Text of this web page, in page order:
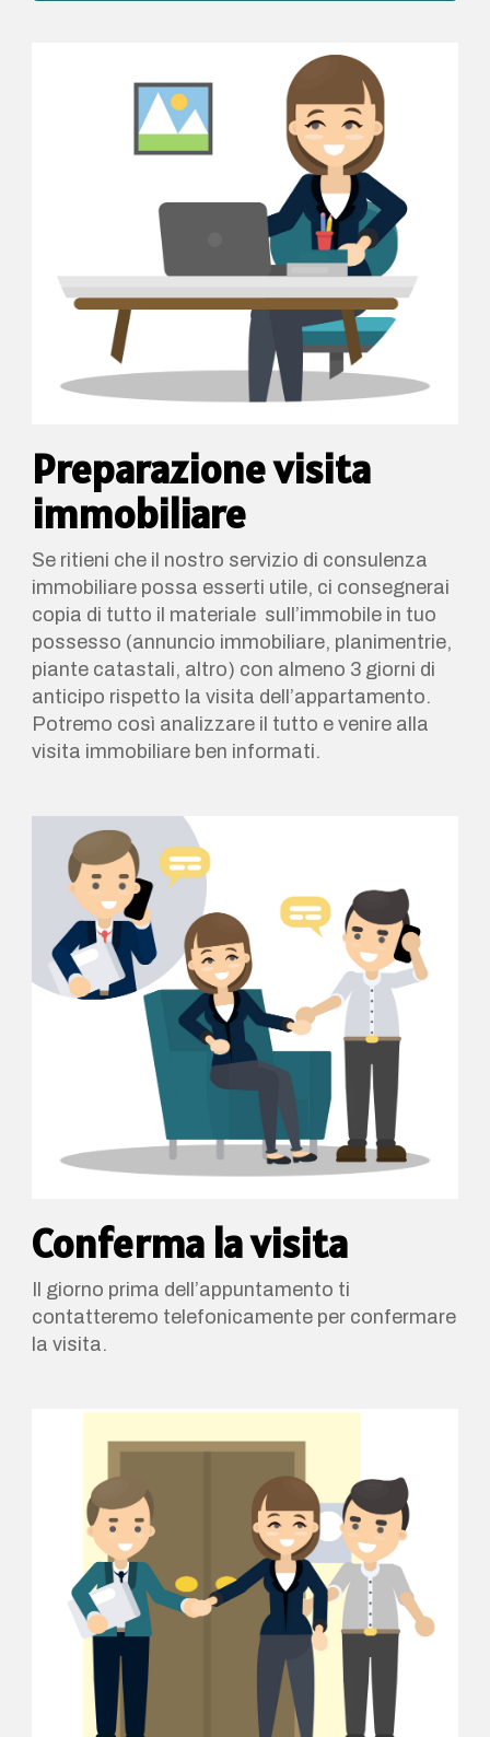
Preparazione visita
immobiliare
Se ritieni che il nostro servizio di consulenza
immobiliare possa esserti utile, ci consegnerai
copia di tutto il materiale sull’immobile in tuo
possesso (annuncio immobiliare, planimentrie,
piante catastali, altro) con almeno 3 giorni di
anticipo rispetto la visita dell’appartamento.
Potremo così analizzare il tutto e venire alla
visita immobiliare ben informati.
Conferma la visita
Il giorno prima dell’appuntamento ti
contatteremo telefonicamente per confermare
la visita.